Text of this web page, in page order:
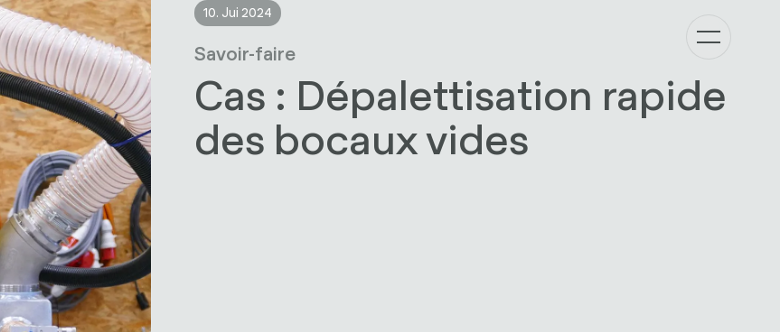
10. Jui 2024
Savoir-faire
Cas : Dépalettisation rapide
des bocaux vides